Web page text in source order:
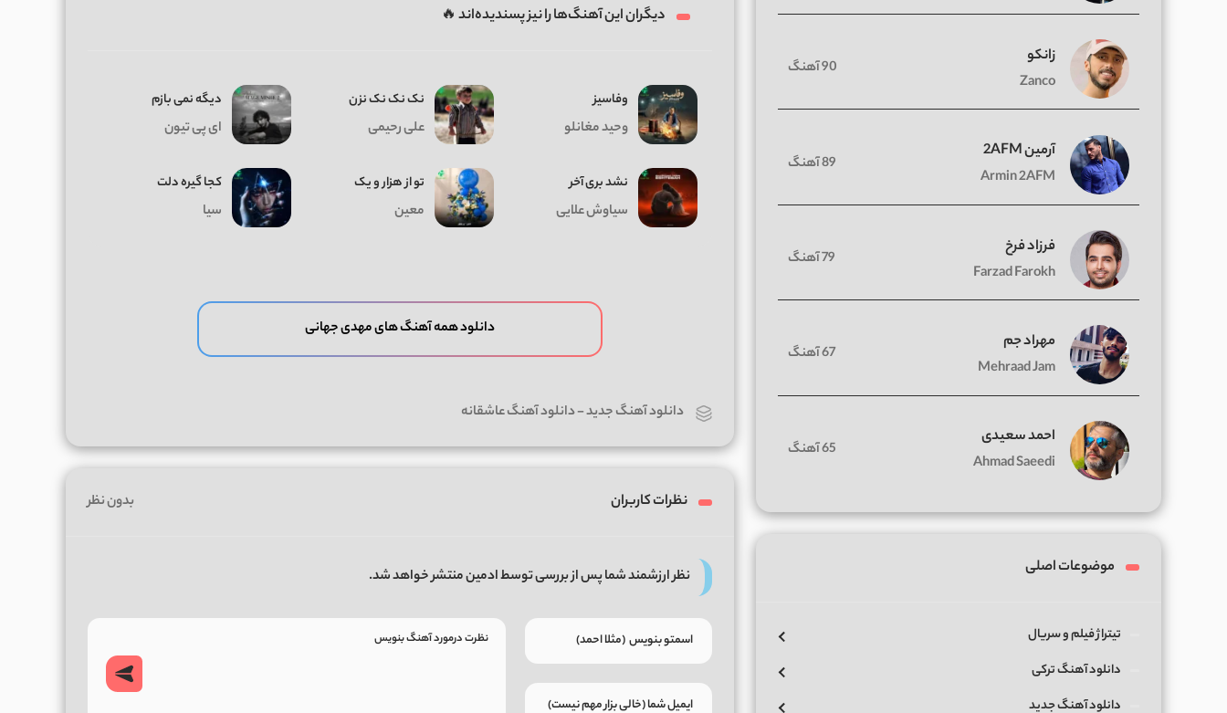
دیگران این آهنگ‌ها را نیز پسندیده‌اند 🔥
وفاسیز
وحید مغانلو
نک نک نک نزن
علی رحیمی
دیگه نمی بازم
ای پی تیون
نشد بری آخر
سیاوش علایی
تو از هزار و یک
معین
کجا گیره دلت
سیا
دانلود همه آهنگ های مهدی جهانی
دانلود آهنگ جدید-دانلود آهنگ عاشقانه
نظرات کاربران بدون نظر
نظر ارزشمند شما پس از بررسی توسط ادمین منتشر خواهد شد.
زانکو
Zanco
90 آهنگ
آرمین 2AFM
Armin 2AFM
89 آهنگ
فرزاد فرخ
Farzad Farokh
79 آهنگ
مهراد جم
Mehraad Jam
67 آهنگ
احمد سعیدی
Ahmad Saeedi
65 آهنگ
موضوعات اصلی
تیتراژ فیلم و سریال
دانلود آهنگ ترکی
دانلود آهنگ جدید